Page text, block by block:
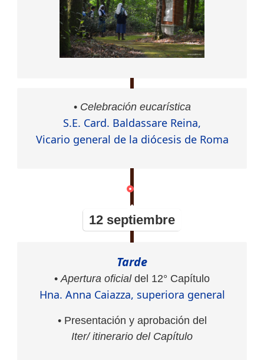
• Celebración eucarística
S.E. Card. Baldassare Reina,
Vicario general de la diócesis de Roma
12 septiembre
Tarde
•Apertura oficialdel 12° Capítulo
Hna. Anna Caiazza, superiora general
• Presentación y aprobación del
Iter/ itinerario del Capítulo